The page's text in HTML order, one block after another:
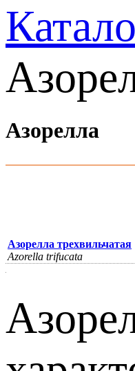
Азорелла
Азорелла трехвильчатая
Azorella trifucata